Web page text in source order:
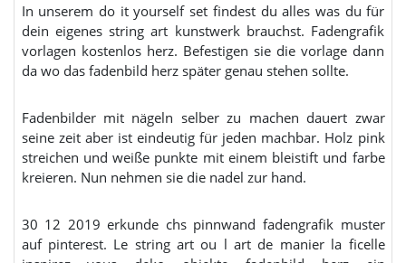
In unserem do it yourself set findest du alles was du für
dein eigenes string art kunstwerk brauchst. Fadengrafik
vorlagen kostenlos herz. Befestigen sie die vorlage dann
da wo das fadenbild herz später genau stehen sollte.
Fadenbilder mit nägeln selber zu machen dauert zwar
seine zeit aber ist eindeutig für jeden machbar. Holz pink
streichen und weiße punkte mit einem bleistift und farbe
kreieren. Nun nehmen sie die nadel zur hand.
30 12 2019 erkunde chs pinnwand fadengrafik muster
auf pinterest. Le string art ou l art de manier la ficelle